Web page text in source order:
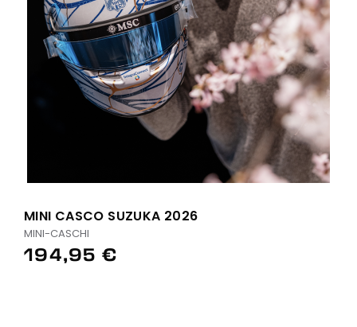
MINI CASCO SUZUKA 2026
MINI-CASCHI
194,95 €